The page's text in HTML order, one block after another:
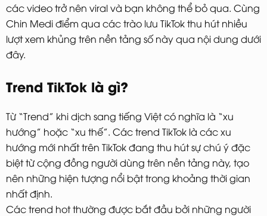
các video trở nên viral và bạn không thể bỏ qua. Cùng
Chin Medi điểm qua các trào lưu TikTok thu hút nhiều
lượt xem khủng trên nền tảng số này qua nội dung dưới
đây.
Trend TikTok là gì?
Từ “Trend” khi dịch sang tiếng Việt có nghĩa là “xu
hướng” hoặc “xu thế”. Các trend TikTok là các xu
hướng mới nhất trên TikTok đang thu hút sự chú ý đặc
biệt từ cộng đồng người dùng trên nền tảng này, tạo
nên những hiện tượng nổi bật trong khoảng thời gian
nhất định.
Các trend hot thường được bắt đầu bởi những người